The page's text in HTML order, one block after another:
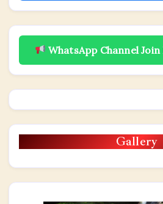
WhatsApp Channel
Gallery